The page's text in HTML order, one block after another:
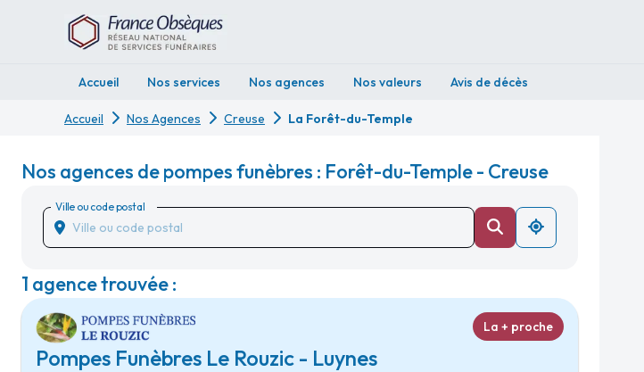
Accueil Nos services Nos agences Nos valeurs Avis de décès
Accueil Nos Agences Creuse La Forêt-du-Temple
Nos agences de pompes funèbres : Forêt-du-Temple - Creuse
Ville ou code postal
1 agence trouvée :
Pompes Funèbres Le Rouzic - Luynes
La + proche